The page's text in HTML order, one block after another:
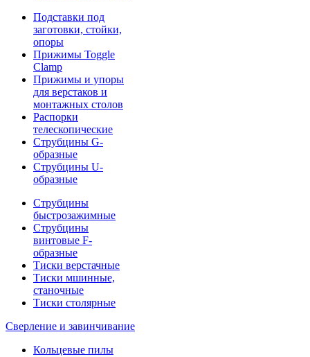
Подставки под
заготовки, стойки,
опоры
Прижимы Toggle
Clamp
Прижимы и упоры
для верстаков и
монтажных столов
Распорки
телескопические
Струбцины G-
образные
Струбцины U-
образные
Струбцины
быстрозажимные
Струбцины
винтовые F-
образные
Тиски верстачные
Тиски мшинные,
станочные
Тиски столярные
Сверление и завинчивание
Кольцевые пилы